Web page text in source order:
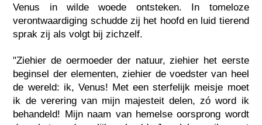
Venus in wilde woede ontsteken. In tomeloze
verontwaardiging schudde zij het hoofd en luid tierend
sprak zij als volgt bij zichzelf.
"Ziehier de oermoeder der natuur, ziehier het eerste
beginsel der elementen, ziehier de voedster van heel
de wereld: ik, Venus! Met een sterfelijk meisje moet
ik de verering van mijn majesteit delen, zó word ik
behandeld! Mijn naam van hemelse oorsprong wordt